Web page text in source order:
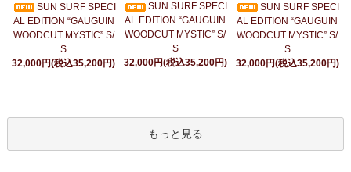
SUN SURF SPECI
AL EDITION “GAUGUIN
WOODCUT MYSTIC” S/
S
32,000円(税込35,200円)
SUN SURF SPECI
AL EDITION “GAUGUIN
WOODCUT MYSTIC” S/
S
32,000円(税込35,200円)
SUN SURF SPECI
AL EDITION “GAUGUIN
WOODCUT MYSTIC” S/
S
32,000円(税込35,200円)
もっと見る